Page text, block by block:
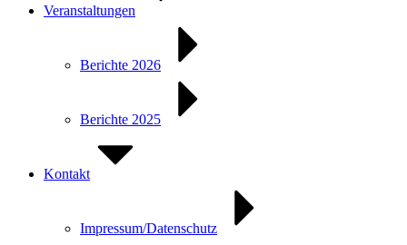
Veranstaltungen
Berichte 2026
Berichte 2025
Kontakt
Impressum/Datenschutz